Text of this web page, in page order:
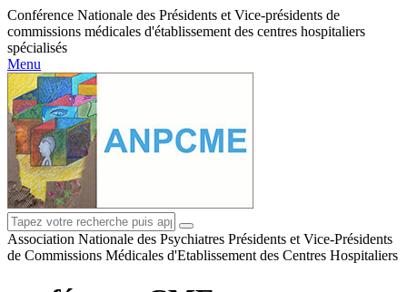
Conférence Nationale des Présidents et Vice-présidents de
commissions médicales d'établissement des centres hospitaliers
spécialisés
Menu
Association Nationale des Psychiatres Présidents et Vice-Présidents
de Commissions Médicales d'Etablissement des Centres Hospitaliers